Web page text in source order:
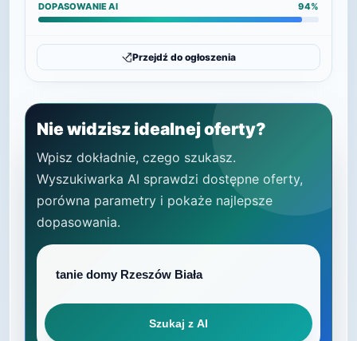
DOPASOWANIE AI 94%
Przejdź do ogłoszenia
Nie widzisz idealnej oferty?
Wpisz dokładnie, czego szukasz.
Wyszukiwarka AI sprawdzi dostępne oferty,
porówna parametry i pokaże najlepsze
dopasowania.
Szukaj z AI